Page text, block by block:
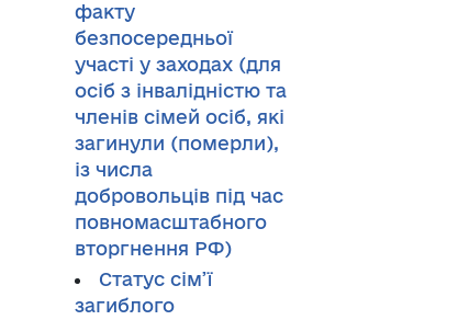
факту
безпосередньої
участі у заходах (для
осіб з інвалідністю та
членів сімей осіб, які
загинули (померли),
із числа
добровольців під час
повномасштабного
вторгнення РФ)
Статус сім’ї
загиблого